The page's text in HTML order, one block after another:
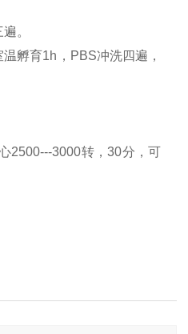
。
孵育1h，PBS冲洗四遍，
2500---3000转，30分，可